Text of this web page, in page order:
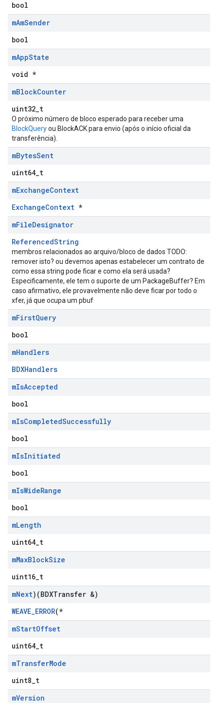
bool
mAmSender
bool
mAppState
void *
mBlockCounter
uint32_t
O próximo número de bloco esperado para receber uma
BlockQueryou BlockACK para envio (após o início oficial da
transferência).
mBytesSent
uint64_t
mExchangeContext
ExchangeContext *
mFileDesignator
ReferencedString
membros relacionados ao arquivo/bloco de dados TODO:
remover isto? ou devemos apenas estabelecer um contrato de
como essa string pode ficar e como ela será usada?
Especificamente, ele tem o suporte de um PackageBuffer? Em
caso afirmativo, ele provavelmente não deve ficar por todo o
xfer, já que ocupa um pbuf
mFirstQuery
bool
mHandlers
BDXHandlers
mIsAccepted
bool
mIsCompletedSuccessfully
bool
mIsInitiated
bool
mIsWideRange
bool
mLength
uint64_t
mMaxBlockSize
uint16_t
mNext)(BDXTransfer &)
WEAVE_ERROR(*
mStartOffset
uint64_t
mTransferMode
uint8_t
mVersion